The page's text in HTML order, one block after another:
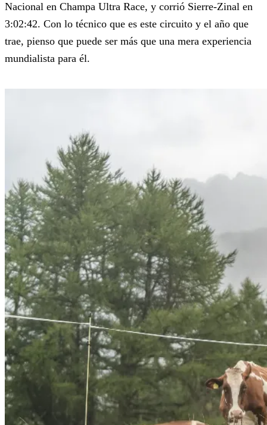
Nacional en Champa Ultra Race, y corrió Sierre-Zinal en
3:02:42. Con lo técnico que es este circuito y el año que
trae, pienso que puede ser más que una mera experiencia
mundialista para él.